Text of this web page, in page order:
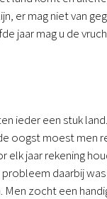
er mag niet van
jaar mag u de
ieder een stuk
oogst moest men
elk jaar rekening
daarbij
zocht een